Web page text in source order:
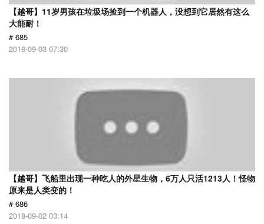
【越哥】11岁男孩在垃圾场捡到一个机器人，没想到它居然有这么
大能耐！
# 685
2018-09-03 07:30
【越哥】飞船里出现一种吃人的外星生物，6万人只活1213人！怪物
原来是人类变的！
# 686
2018-09-02 03:14